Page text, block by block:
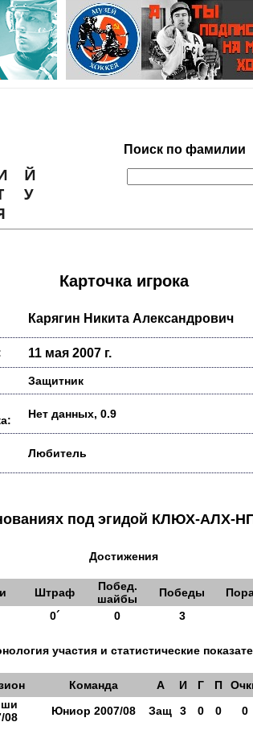
Поиск по фамилии
Й
У
Карточка игрока
Карягин Никита Александрович
11 мая 2007 г.
Защитник
Нет данных, 0.9
Любитель
под эгидой КЛЮХ-
Достижения
Штраф
Побед.
шайбы
Победы
0´ 0 3
участия и статистические
Команда А И Г П
08
Юниор 2007/08 Защ 3 0 0 0